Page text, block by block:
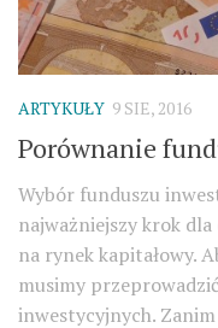
ARTYKUŁY 9 SIE, 2016
Porównanie
Wybór funduszu
najważniejszy krok
na rynek kapitałowy.
musimy
inwestycyjnych.